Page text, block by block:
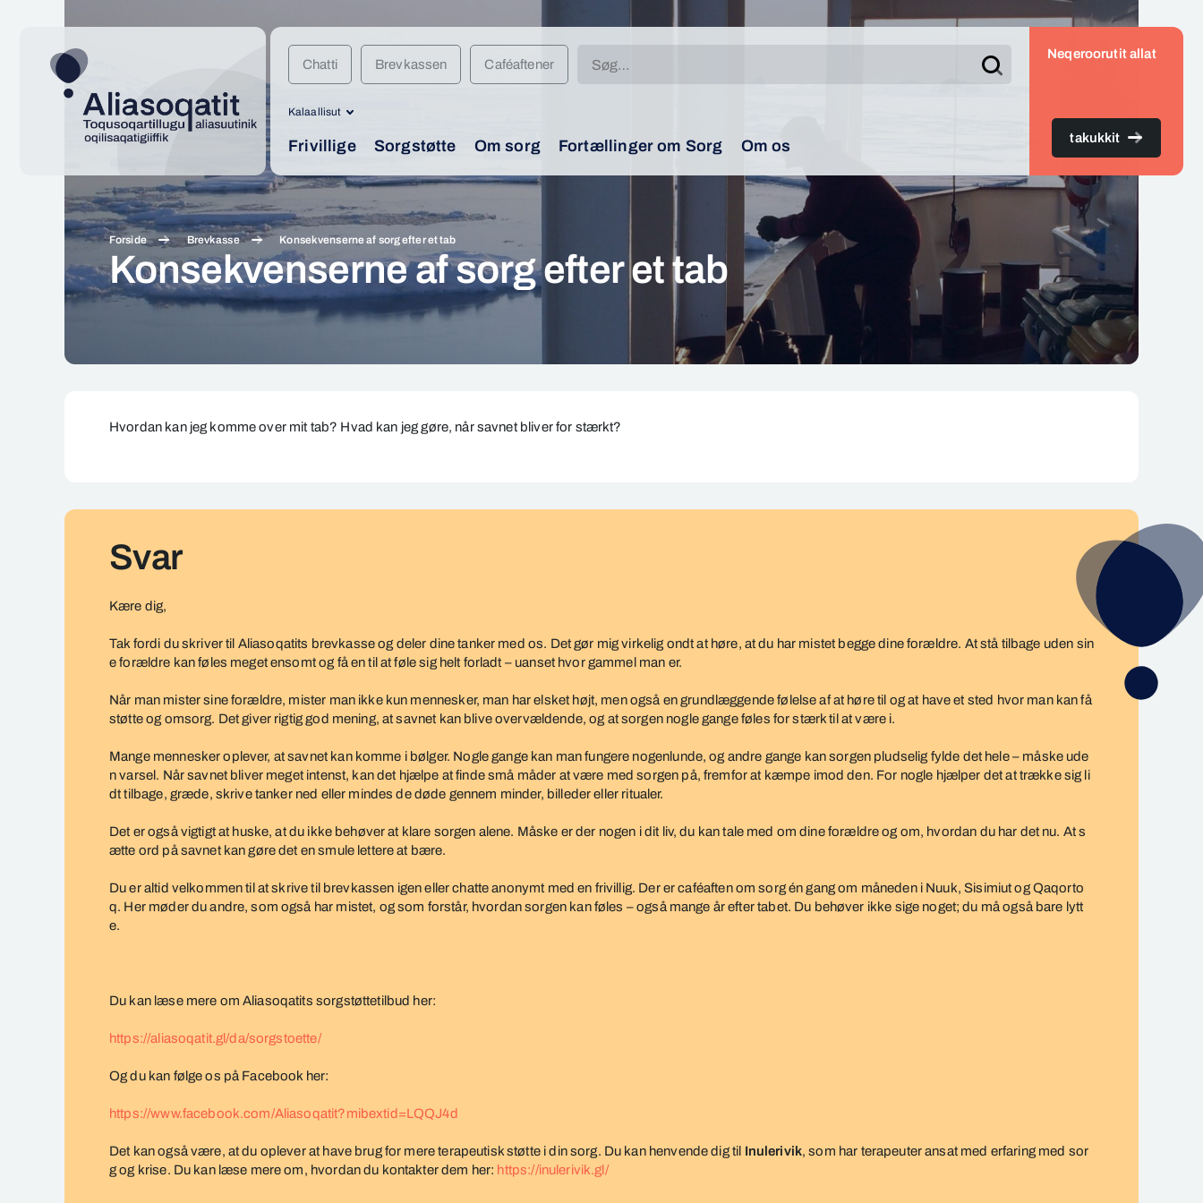
Chatti Brevkassen Caféaftener Søg
Kalaallisut
Frivillige Sorgstøtte Om sorg Fortællinger om Sorg Om os
Neqeroorutit allat
takukkit
Forside Brevkasse Konsekvenserne af sorg efter et tab
Konsekvenserne af sorg efter et tab
tab
Hvordan kan jeg komme over mit tab? Hvad kan jeg gøre, når savnet bliver for stærkt?
Svar
Kære dig,
Tak fordi du skriver til Aliasoqatits brevkasse og deler dine tanker med os. Det gør mig virkelig ondt at høre, at du har mistet begge dine forældre. At stå tilbage uden sin
e forældre kan føles meget ensomt og få en til at føle sig helt forladt – uanset hvor gammel man er.
Når man mister sine forældre, mister man ikke kun mennesker, man har elsket højt, men også en grundlæggende følelse af at høre til og at have et sted hvor man kan få
støtte og omsorg. Det giver rigtig god mening, at savnet kan blive overvældende, og at sorgen nogle gange føles for stærk til at være i.
Mange mennesker oplever, at savnet kan komme i bølger. Nogle gange kan man fungere nogenlunde, og andre gange kan sorgen pludselig fylde det hele – måske ude
n varsel. Når savnet bliver meget intenst, kan det hjælpe at finde små måder at være med sorgen på, fremfor at kæmpe imod den. For nogle hjælper det at trække sig li
dt tilbage, græde, skrive tanker ned eller mindes de døde gennem minder, billeder eller ritualer.
Det er også vigtigt at huske, at du ikke behøver at klare sorgen alene. Måske er der nogen i dit liv, du kan tale med om dine forældre og om, hvordan du har det nu. At s
ætte ord på savnet kan gøre det en smule lettere at bære.
Du er altid velkommen til at skrive til brevkassen igen eller chatte anonymt med en frivillig. Der er caféaften om sorg én gang om måneden i Nuuk, Sisimiut og Qaqorto
q. Her møder du andre, som også har mistet, og som forstår, hvordan sorgen kan føles – også mange år efter tabet. Du behøver ikke sige noget; du må også bare lytt
e.
Du kan læse mere om Aliasoqatits sorgstøttetilbud her:
https://aliasoqatit.gl/da/sorgstoette/
Og du kan følge os på Facebook her:
https://www.facebook.com/Aliasoqatit?mibextid=LQQJ4d
Det kan også være, at du oplever at have brug for mere terapeutisk støtte i din sorg. Du kan henvende dig til Inulerivik, som har terapeuter ansat med erfaring med sor
g og krise. Du kan læse mere om, hvordan du kontakter dem her: https://inulerivik.gl/